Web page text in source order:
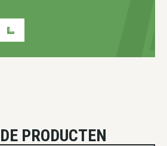
PRODUCTEN